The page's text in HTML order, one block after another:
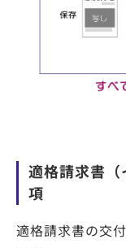
適格請求書（
項
適格請求書の交